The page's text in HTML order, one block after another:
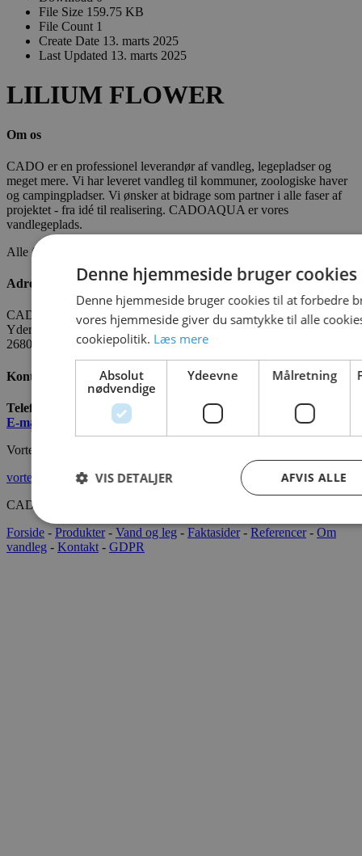
File Size 159.75 KB
File Count 1
Create Date 13. marts 2025
Last Updated 13. marts 2025
LILIUM FLOWER
Om os
CADO er en professionel leverandør af vandleg, legepladser og
meget mere. Vi har leveret vandleg til kommuner, zoologiske haver
og campingpladser. Vi ønsker at bidrage som partner i alle faser af
projektet - fra idé til realisering. CADOAQUA er vores
vandlegeplads.
Alle fakta om CADO er tilgængelige
Adresse
CADO AQUA Danmark
Yderholmvej 35
2680 Solrød
Kontakt os
Telefon:
+45 7022 2628
E-mail
info@cado.dk
Vortex International
vortex-intl.com
CADOAQUA® 2022 Alle rettigheder forbeholdes.
Forside - Produkter- Vand og leg - Faktasider- Referencer- Om
vandleg - Kontakt - GDPR
Denne hjemmeside bruger cookies
Denne hjemmeside bruger cookies til at forbedre
vores hjemmeside giver du samtykke til alle
cookiepolitik. Læs mere
Absolut
nødvendige
Ydeevne Målretning
AFVIS ALLE
VIS DETALJER